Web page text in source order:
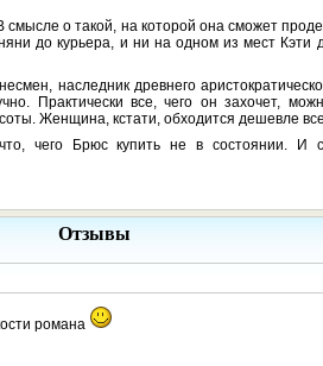
о такой, на которой она сможет
до курьера, и ни на одном из мест Кэти
наследник древнего
Практически все, чего он захочет,
Женщина, кстати, обходится дешевле
чего Брюс купить не в состоянии. И
Отзывы
романа